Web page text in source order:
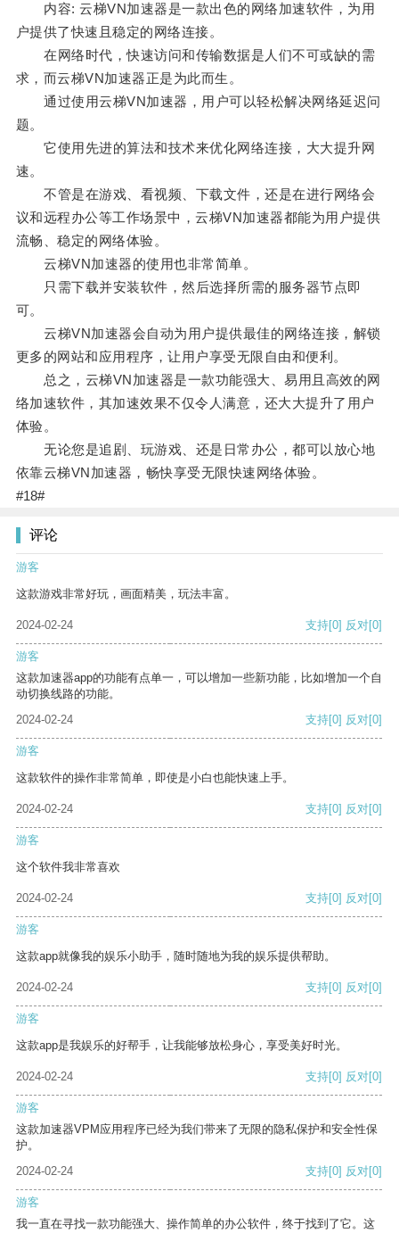
内容: 云梯VN加速器是一款出色的网络加速软件，为用
户提供了快速且稳定的网络连接。
在网络时代，快速访问和传输数据是人们不可或缺的需
求，而云梯VN加速器正是为此而生。
通过使用云梯VN加速器，用户可以轻松解决网络延迟问
题。
它使用先进的算法和技术来优化网络连接，大大提升网
速。
不管是在游戏、看视频、下载文件，还是在进行网络会
议和远程办公等工作场景中，云梯VN加速器都能为用户提供
流畅、稳定的网络体验。
云梯VN加速器的使用也非常简单。
只需下载并安装软件，然后选择所需的服务器节点即
可。
云梯VN加速器会自动为用户提供最佳的网络连接，解锁
更多的网站和应用程序，让用户享受无限自由和便利。
总之，云梯VN加速器是一款功能强大、易用且高效的网
络加速软件，其加速效果不仅令人满意，还大大提升了用户
体验。
无论您是追剧、玩游戏、还是日常办公，都可以放心地
依靠云梯VN加速器，畅快享受无限快速网络体验。
#18#
评论
游客
这款游戏非常好玩，画面精美，玩法丰富。
2024-02-24 支持[0] 反对[0]
游客
这款加速器app的功能有点单一，可以增加一些新功能，比如增加一个自
动切换线路的功能。
2024-02-24
支持[0] 反对[0]
游客
这款软件的操作非常简单，即使是小白也能快速上手。
2024-02-24 支持[0] 反对[0]
游客
这个软件我非常喜欢
2024-02-24 支持[0] 反对[0]
游客
这款app就像我的娱乐小助手，随时随地为我的娱乐提供帮助。
2024-02-24 支持[0] 反对[0]
游客
这款app是我娱乐的好帮手，让我能够放松身心，享受美好时光。
2024-02-24 支持[0] 反对[0]
游客
这款加速器VPM应用程序已经为我们带来了无限的隐私保护和安全性保
护。
2024-02-24
支持[0] 反对[0]
游客
我一直在寻找一款功能强大、操作简单的办公软件，终于找到了它。这